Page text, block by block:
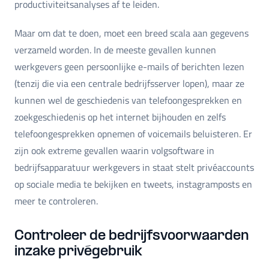
productiviteitsanalyses af te leiden.
Maar om dat te doen, moet een breed scala aan gegevens
verzameld worden. In de meeste gevallen kunnen
werkgevers geen persoonlijke e-mails of berichten lezen
(tenzij die via een centrale bedrijfsserver lopen), maar ze
kunnen wel de geschiedenis van telefoongesprekken en
zoekgeschiedenis op het internet bijhouden en zelfs
telefoongesprekken opnemen of voicemails beluisteren. Er
zijn ook extreme gevallen waarin volgsoftware in
bedrijfsapparatuur werkgevers in staat stelt privéaccounts
op sociale media te bekijken en tweets, instagramposts en
meer te controleren.
Controleer de bedrijfsvoorwaarden
inzake privégebruik